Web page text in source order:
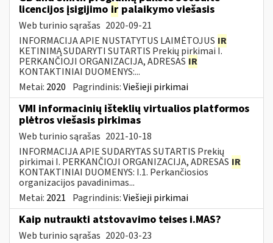
licencijos įsigijimo ir palaikymo viešasis
Web turinio sąrašas 2020-09-21
INFORMACIJA APIE NUSTATYTUS LAIMĖTOJUS IR
KETINIMĄ SUDARYTI SUTARTIS Prekių pirkimai I.
PERKANČIOJI ORGANIZACIJA, ADRESAS IR
KONTAKTINIAI DUOMENYS:...
Metai: 2020 Pagrindinis:Viešieji pirkimai
VMI informacinių išteklių virtualios platformos
plėtros viešasis pirkimas
Web turinio sąrašas 2021-10-18
INFORMACIJA APIE SUDARYTAS SUTARTIS Prekių
pirkimai I. PERKANČIOJI ORGANIZACIJA, ADRESAS IR
KONTAKTINIAI DUOMENYS: I.1. Perkančiosios
organizacijos pavadinimas...
Metai: 2021 Pagrindinis:Viešieji pirkimai
Kaip nutraukti atstovavimo teises i.MAS?
Web turinio sąrašas 2020-03-23